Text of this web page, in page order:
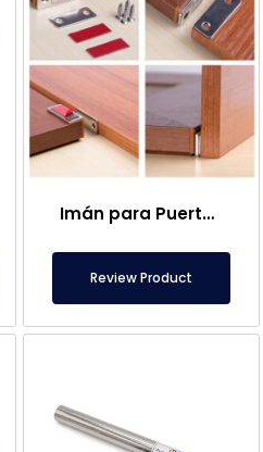
Imán para Puerta de Caravana
Review Product